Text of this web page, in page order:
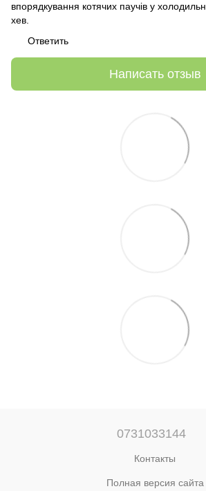
впорядкування котячих паучів у
хев.
Ответить
Написать отзыв
0731033144
Контакты
Полная версия сайта